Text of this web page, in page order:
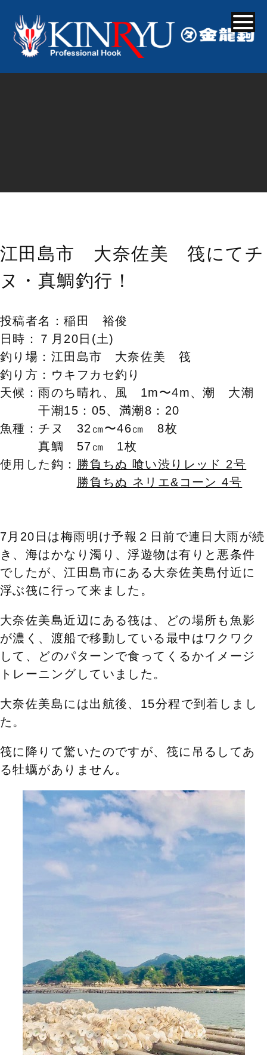
江田島市 大奈佐美 筏にてチ
ヌ・真鯛釣行！
投稿者名：稲田 裕俊
日時：７月20日(土)
釣り場：江田島市 大奈佐美 筏
釣り方：ウキフカセ釣り
天候：雨のち晴れ、 風 1m〜4m、潮 大潮
干潮15：05、 満潮8：20
魚種：チヌ 32㎝〜46㎝ 8枚
真鯛 57㎝ 1枚
使用した鈎： 勝負ちぬ 喰い渋りレッド 2号
勝負ちぬ ネリエ&コーン 4号
7月20日は梅雨明け予報２日前で連日大雨が続
き、海はかなり濁り、浮遊物は有りと悪条件
でしたが、江田島市にある大奈佐美島付近に
浮ぶ筏に行って来ました。
大奈佐美島近辺にある筏は、どの場所も魚影
が濃く、渡船で移動している最中はワクワク
して、どのパターンで食ってくるかイメージ
トレーニングしていました。
大奈佐美島には出航後、15分程で到着しまし
た。
筏に降りて驚いたのですが、筏に吊るしてあ
る牡蠣がありません。